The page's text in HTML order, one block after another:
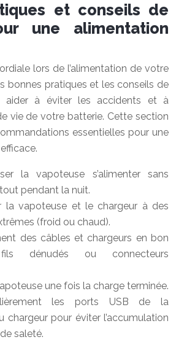
et conseils de
une alimentation
lors de l’alimentation de votre
bonnes pratiques et les conseils de
aider à éviter les accidents et à
vie de votre batterie. Cette section
essentielles pour une
la vapoteuse s’alimenter sans
pendant la nuit.
la vapoteuse et le chargeur à des
(froid ou chaud).
des câbles et chargeurs en bon
dénudés ou connecteurs
une fois la charge terminée.
les ports USB de la
chargeur pour éviter l’accumulation
saleté.